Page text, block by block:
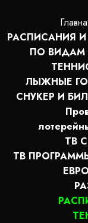
РАСПИСАНИЯ И
ПО ВИДАМ
ЛЫЖНЫЕ
СНУКЕР И
ТВ
ТВ